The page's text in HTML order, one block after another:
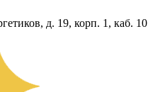
д. 19, корп. 1, каб. 10